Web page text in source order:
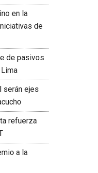
en la
de
de pasivos
serán ejes
refuerza
a la